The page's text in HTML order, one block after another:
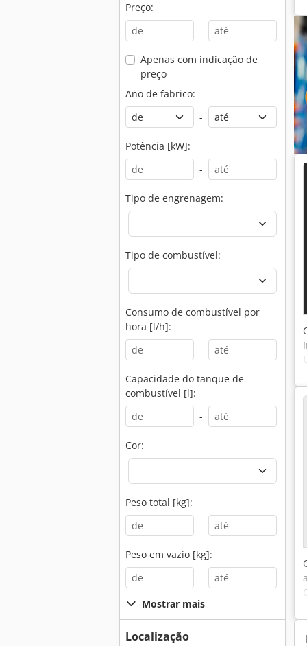
Preço:
-
Apenas com indicação de
preço
Ano de fabrico:
-
Potência [kW]:
-
Tipo de engrenagem:
Tipo de combustível:
Consumo de combustível por
hora [l/h]:
-
Capacidade do tanque de
combustível [l]:
-
Cor:
Peso total [kg]:
-
Peso em vazio [kg]:
-
Mostrar mais
Localização